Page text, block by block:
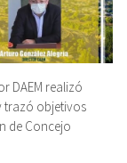
DAEM realizó
trazó objetivos
de Concejo